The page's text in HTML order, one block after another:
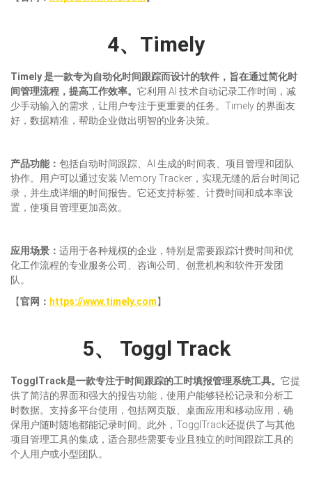
4、Timely
Timely 是一款专为自动化时间跟踪而设计的软件，旨在通过简化时
间管理流程，提高工作效率。 它利用 AI 技术自动记录工作时间，减
少手动输入的需求，让用户专注于更重要的任务。Timely 的界面友
好，数据精准，帮助企业做出明智的业务决策。
产品功能： 包括自动时间跟踪、AI 生成的时间表、项目管理和团队
协作。用户可以通过安装 Memory Tracker，实现无缝的后台时间记
录，并生成详细的时间报告。它还支持标签、计费时间和成本率设
置，使项目管理更加高效。
应用场景： 适用于各种规模的企业，特别是需要跟踪计费时间和优
化工作流程的专业服务公司、咨询公司、创意机构和软件开发团
队。
【官网： https://www.timely.com】
5、 Toggl Track
TogglTrack是一款专注于时间跟踪的工时填报管理系统工具。 它提
供了简洁的界面和强大的报告功能，使用户能够轻松记录和分析工
时数据。支持多平台使用，包括网页版、桌面应用和移动应用，确
保用户随时随地都能记录时间。此外，TogglTrack还提供了与其他
项目管理工具的集成，适合那些需要专业且独立的时间跟踪工具的
个人用户或小型团队。